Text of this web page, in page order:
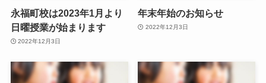
永福町校は2023年1月より
日曜授業が始まります
2022年12月3日
年末年始のお知らせ
2022年12月3日